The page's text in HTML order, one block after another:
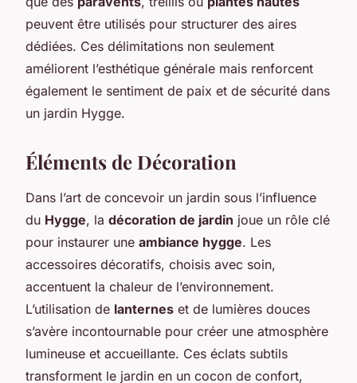
peuvent être utilisés pour structurer des aires
dédiées. Ces délimitations non seulement
améliorent l’esthétique générale mais renforcent
également le sentiment de paix et de sécurité dans
un jardin Hygge.
Éléments de Décoration
Dans l’art de concevoir un jardin sous l’influence
du Hygge, la décoration de jardin joue un rôle clé
pour instaurer une ambiance hygge. Les
accessoires décoratifs, choisis avec soin,
accentuent la chaleur de l’environnement.
L’utilisation de lanternes et de lumières douces
s’avère incontournable pour créer une atmosphère
lumineuse et accueillante. Ces éclats subtils
transforment le jardin en un cocon de confort,